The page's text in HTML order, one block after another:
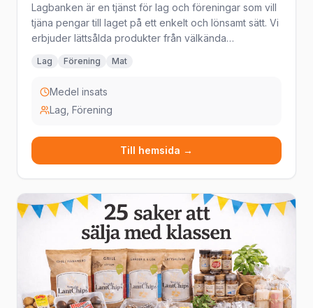
Lagbanken är en tjänst för lag och föreningar som vill
tjäna pengar till laget på ett enkelt och lönsamt sätt. Vi
erbjuder lättsålda produkter från välkända
hantering och en trygg försäljningsprocess från start
till mål.
Lag Förening Mat
Medel insats
Lag, Förening
Till hemsida →